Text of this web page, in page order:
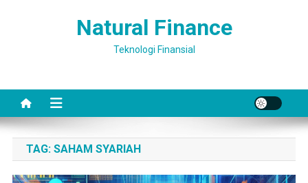
Natural Finance
Teknologi Finansial
TAG: SAHAM SYARIAH